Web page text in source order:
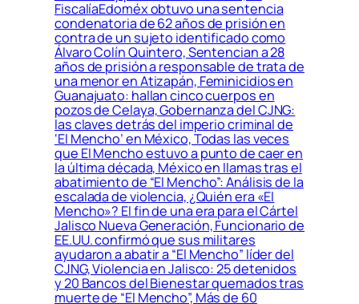
FiscalíaEdoméx obtuvo una sentencia
condenatoria de 62 años de prisión en
contra de un sujeto identificado como
Álvaro Colín Quintero, Sentencian a 28
años de prisión a responsable de trata de
una menor en Atizapán, Feminicidios en
Guanajuato: hallan cinco cuerpos en
pozos de Celaya, Gobernanza del CJNG:
las claves detrás del imperio criminal de
‘El Mencho’ en México, Todas las veces
que El Mencho estuvo a punto de caer en
la última década, México en llamas tras el
abatimiento de “El Mencho”: Análisis de la
escalada de violencia, ¿Quién era «El
Mencho»? El fin de una era para el Cártel
Jalisco Nueva Generación, Funcionario de
EE.UU. confirmó que sus militares
ayudaron a abatir a “El Mencho” líder del
CJNG, Violencia en Jalisco: 25 detenidos
y 20 Bancos del Bienestar quemados tras
muerte de “El Mencho”, Más de 60